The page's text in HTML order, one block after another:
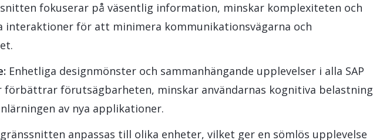
fokuserar på väsentlig information, minskar komplexiteten och
interaktioner för att minimera kommunikationsvägarna och
Enhetliga designmönster och sammanhängande upplevelser i alla SAP
förbättrar förutsägbarheten, minskar användarnas kognitiva belastning
av nya applikationer.
gränssnitten anpassas till olika enheter, vilket ger en sömlös upplevelse